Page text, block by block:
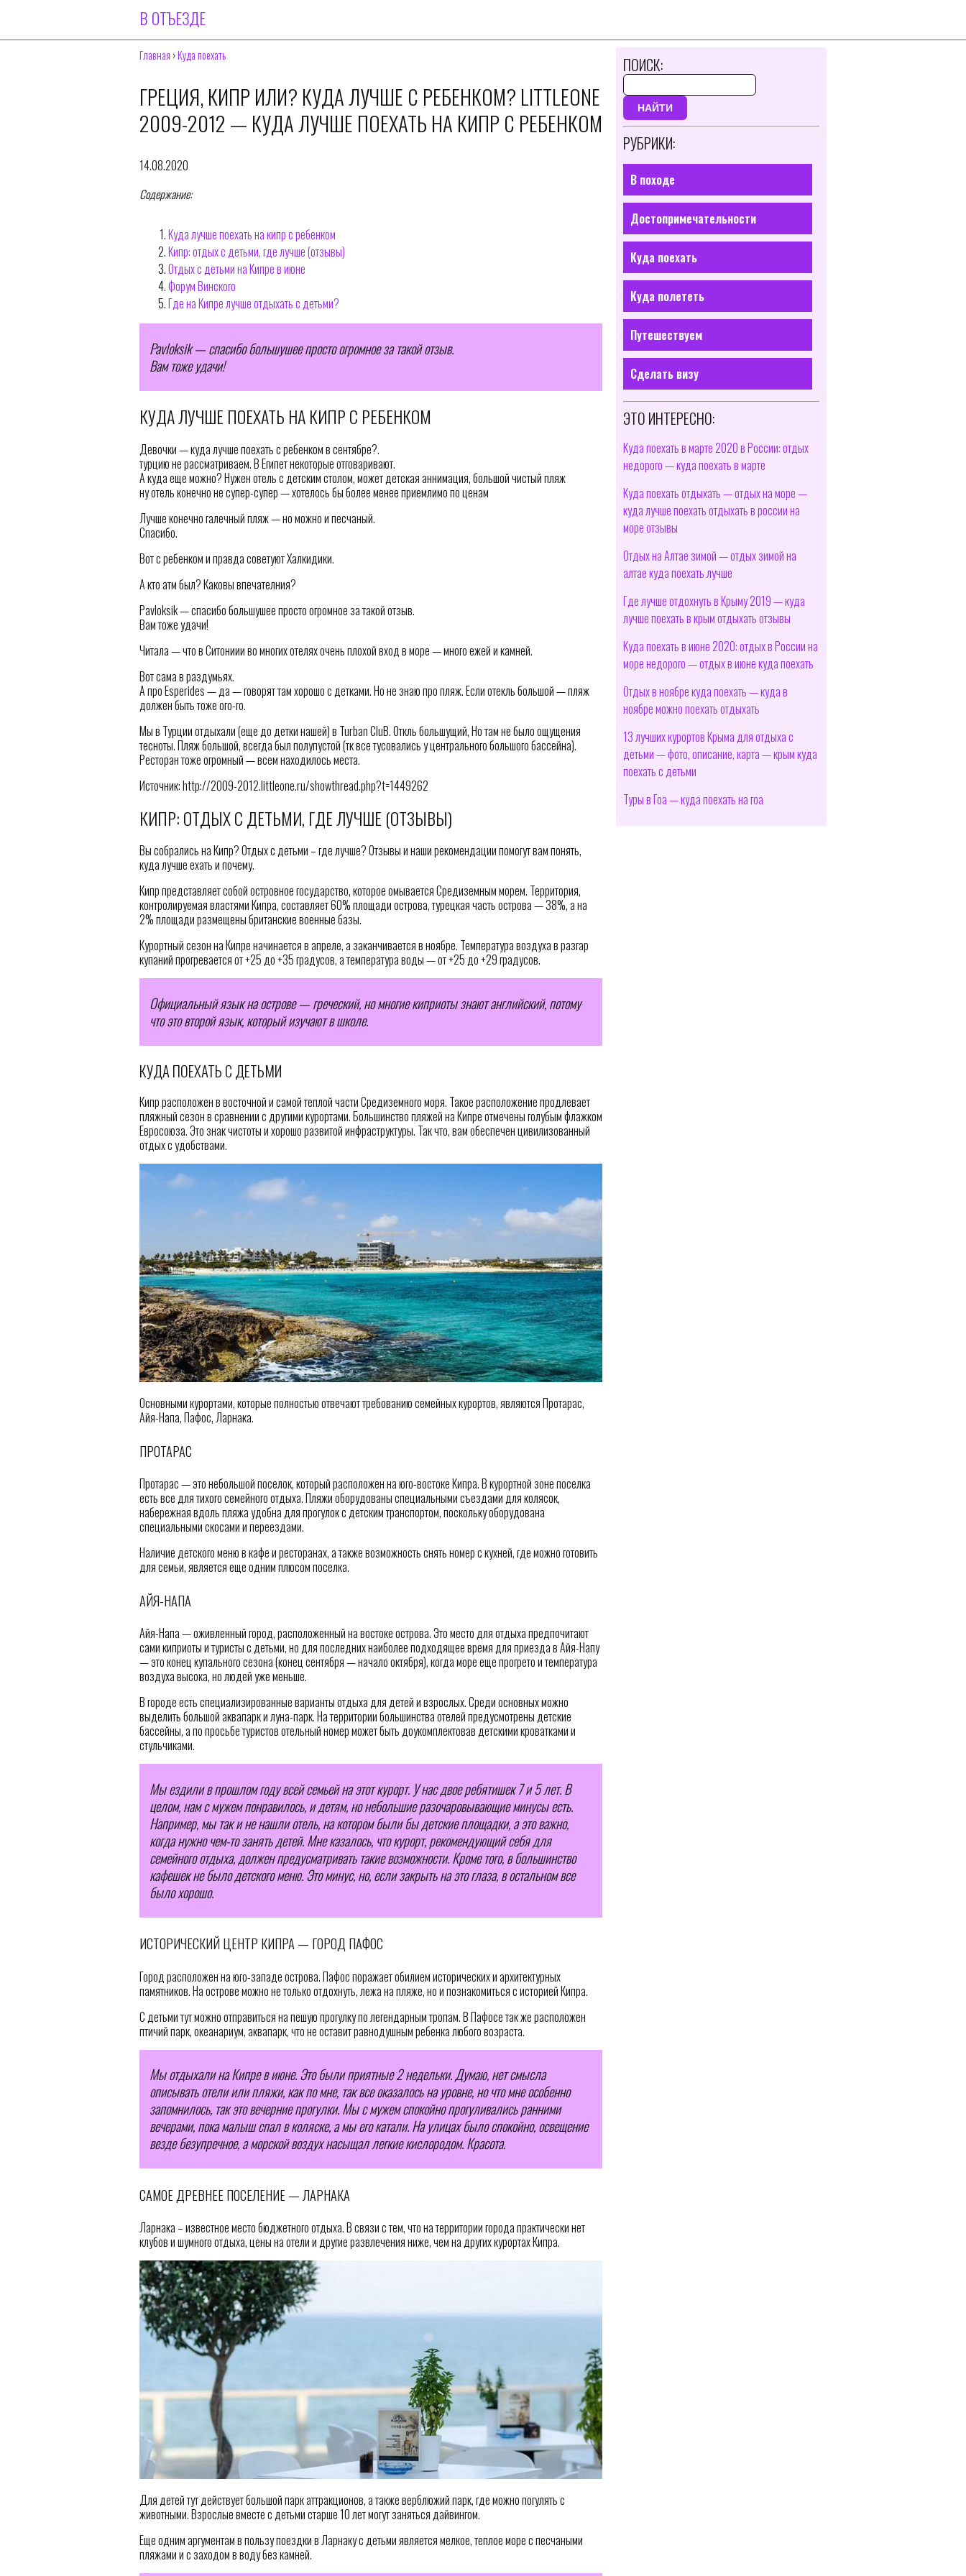
В ОТЪЕЗДЕ
Главная ›Куда поехать
ГРЕЦИЯ, КИПР ИЛИ? КУДА ЛУЧШЕ С РЕБЕНКОМ? LITTLEONE
2009-2012 — КУДА ЛУЧШЕ ПОЕХАТЬ НА КИПР С РЕБЕНКОМ
14.08.2020
Содержание:
Куда лучше поехать на кипр с ребенком
Кипр: отдых с детьми, где лучше (отзывы)
Отдых с детьми на Кипре в июне
Форум Винского
Где на Кипре лучше отдыхать с детьми?
Pavloksik — спасибо большушее просто огромное за такой отзыв.
Вам тоже удачи!
КУДА ЛУЧШЕ ПОЕХАТЬ НА КИПР С РЕБЕНКОМ
Девочки — куда лучше поехать с ребенком в сентябре?.
турцию не рассматриваем. В Египет некоторые отговаривают.
А куда еще можно? Нужен отель с детским столом, может детская аннимация, большой чистый пляж
ну отель конечно не супер-супер — хотелось бы более менее приемлимо по ценам
Лучше конечно галечный пляж — но можно и песчаный.
Спасибо.
Вот с ребенком и правда советуют Халкидики.
А кто атм был? Каковы впечателния?
Pavloksik — спасибо большушее просто огромное за такой отзыв.
Вам тоже удачи!
Читала — что в Ситониии во многих отелях очень плохой вход в море — много ежей и камней.
Вот сама в раздумьях.
А про Esperides — да — говорят там хорошо с детками. Но не знаю про пляж. Если отекль большой — пляж
должен быть тоже ого-го.
Мы в Турции отдыхали (еще до детки нашей) в Turban CluB. Откль большущий, Но там не было ощущения
тесноты. Пляж большой, всегда был полупустой (тк все тусовались у центрального большого бассейна).
Ресторан тоже огромный — всем находилось места.
Источник: http://2009-2012.littleone.ru/showthread.php?t=1449262
КИПР: ОТДЫХ С ДЕТЬМИ, ГДЕ ЛУЧШЕ (ОТЗЫВЫ)
Вы собрались на Кипр? Отдых с детьми – где лучше? Отзывы и наши рекомендации помогут вам понять,
куда лучше ехать и почему.
Кипр представляет собой островное государство, которое омывается Средиземным морем. Территория,
контролируемая властями Кипра, составляет 60% площади острова, турецкая часть острова — 38%, а на
2% площади размещены британские военные базы.
Курортный сезон на Кипре начинается в апреле, а заканчивается в ноябре. Температура воздуха в разгар
купаний прогревается от +25 до +35 градусов, а температура воды — от +25 до +29 градусов.
Официальный язык на острове — греческий, но многие киприоты знают английский, потому
что это второй язык, который изучают в школе.
КУДА ПОЕХАТЬ С ДЕТЬМИ
Кипр расположен в восточной и самой теплой части Средиземного моря. Такое расположение продлевает
пляжный сезон в сравнении с другими курортами. Большинство пляжей на Кипре отмечены голубым флажком
Евросоюза. Это знак чистоты и хорошо развитой инфраструктуры. Так что, вам обеспечен цивилизованный
отдых с удобствами.
Основными курортами, которые полностью отвечают требованию семейных курортов, являются Протарас,
Айя-Напа, Пафос, Ларнака.
ПРОТАРАС
Протарас — это небольшой поселок, который расположен на юго-востоке Кипра. В курортной зоне поселка
есть все для тихого семейного отдыха. Пляжи оборудованы специальными съездами для колясок,
набережная вдоль пляжа удобна для прогулок с детским транспортом, поскольку оборудована
специальными скосами и переездами.
Наличие детского меню в кафе и ресторанах, а также возможность снять номер с кухней, где можно готовить
для семьи, является еще одним плюсом поселка.
АЙЯ-НАПА
Айя-Напа — оживленный город, расположенный на востоке острова. Это место для отдыха предпочитают
сами киприоты и туристы с детьми, но для последних наиболее подходящее время для приезда в Айя-Напу
— это конец купального сезона (конец сентября — начало октября), когда море еще прогрето и температура
воздуха высока, но людей уже меньше.
В городе есть специализированные варианты отдыха для детей и взрослых. Среди основных можно
выделить большой аквапарк и луна-парк. На территории большинства отелей предусмотрены детские
бассейны, а по просьбе туристов отельный номер может быть доукомплектовав детскими кроватками и
стульчиками.
Мы ездили в прошлом году всей семьей на этот курорт. У нас двое ребятишек 7 и 5 лет. В
целом, нам с мужем понравилось, и детям, но небольшие разочаровывающие минусы есть.
Например, мы так и не нашли отель, на котором были бы детские площадки, а это важно,
когда нужно чем-то занять детей. Мне казалось, что курорт, рекомендующий себя для
семейного отдыха, должен предусматривать такие возможности. Кроме того, в большинство
кафешек не было детского меню. Это минус, но, если закрыть на это глаза, в остальном все
было хорошо.
ИСТОРИЧЕСКИЙ ЦЕНТР КИПРА — ГОРОД ПАФОС
Город расположен на юго-западе острова. Пафос поражает обилием исторических и архитектурных
памятников. На острове можно не только отдохнуть, лежа на пляже, но и познакомиться с историей Кипра.
С детьми тут можно отправиться на пешую прогулку по легендарным тропам. В Пафосе так же расположен
птичий парк, океанариум, аквапарк, что не оставит равнодушным ребенка любого возраста.
Мы отдыхали на Кипре в июне. Это были приятные 2 недельки. Думаю, нет смысла
описывать отели или пляжи, как по мне, так все оказалось на уровне, но что мне особенно
запомнилось, так это вечерние прогулки. Мы с мужем спокойно прогуливались ранними
вечерами, пока малыш спал в коляске, а мы его катали. На улицах было спокойно, освещение
везде безупречное, а морской воздух насыщал легкие кислородом. Красота.
САМОЕ ДРЕВНЕЕ ПОСЕЛЕНИЕ — ЛАРНАКА
Ларнака – известное место бюджетного отдыха. В связи с тем, что на территории города практически нет
клубов и шумного отдыха, цены на отели и другие развлечения ниже, чем на других курортах Кипра.
Для детей тут действует большой парк аттракционов, а также верблюжий парк, где можно погулять с
животными. Взрослые вместе с детьми старше 10 лет могут заняться дайвингом.
Еще одним аргументам в пользу поездки в Ларнаку с детьми является мелкое, теплое море с песчаными
пляжами и с заходом в воду без камней.
ПОИСК:
НАЙТИ
РУБРИКИ:
В походе
Достопримечательности
Куда поехать
Куда полететь
Путешествуем
Сделать визу
ЭТО ИНТЕРЕСНО:
Куда поехать в марте 2020 в России: отдых
недорого — куда поехать в марте
Куда поехать отдыхать — отдых на море —
куда лучше поехать отдыхать в россии на
море отзывы
Отдых на Алтае зимой — отдых зимой на
алтае куда поехать лучше
Где лучше отдохнуть в Крыму 2019 — куда
лучше поехать в крым отдыхать отзывы
Куда поехать в июне 2020: отдых в России на
море недорого — отдых в июне куда поехать
Отдых в ноябре куда поехать — куда в
ноябре можно поехать отдыхать
13 лучших курортов Крыма для отдыха с
детьми — фото, описание, карта — крым куда
поехать с детьми
Туры в Гоа — куда поехать на гоа